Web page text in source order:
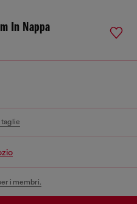
In Nappa
taglie
i membri.